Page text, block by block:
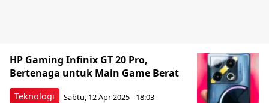
Teknologi
HP Gaming Infinix GT 20 Pro,
Bertenaga untuk Main Game Berat
Sabtu, 12 Apr 2025 - 18:03